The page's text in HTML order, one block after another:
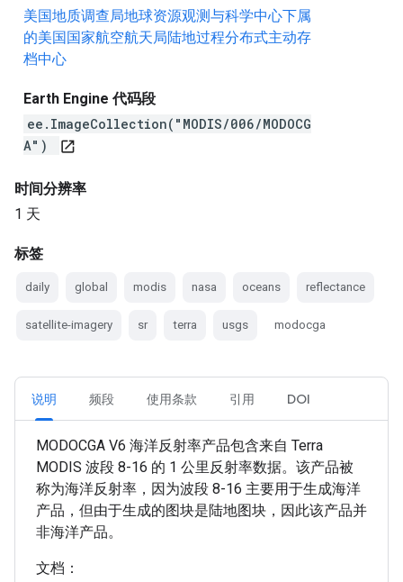
美国地质调查局地球资源观测与科学中心下属
的美国国家航空航天局陆地过程分布式主动存
档中心
Earth Engine 代码段
ee.ImageCollection("MODIS/006/MODOCG
A")
open_in_new
时间分辨率
1 天
标签
daily global modis nasa oceans reflectance
satellite-imagery sr terra usgs modocga
说明 频段 使用条款 引用 DOI
MODOCGA V6 海洋反射率产品包含来自 Terra
MODIS 波段 8-16 的 1 公里反射率数据。该产品被
称为海洋反射率，因为波段 8-16 主要用于生成海洋
产品，但由于生成的图块是陆地图块，因此该产品并
非海洋产品。
文档：